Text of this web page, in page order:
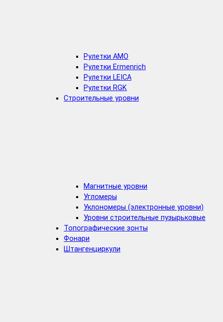
Рулетки AMO
Рулетки Ermenrich
Рулетки LEICA
Рулетки RGK
Строительные уровни
Магнитные уровни
Угломеры
Уклономеры (электронные уровни)
Уровни строительные пузырьковые
Топографические зонты
Фонари
Штангенциркули